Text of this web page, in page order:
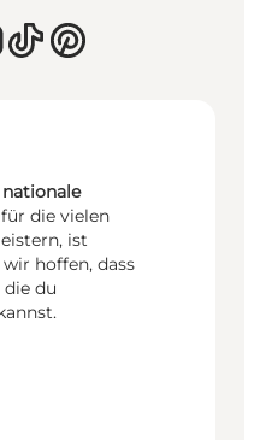
die vielen
ist
hoffen, dass
du